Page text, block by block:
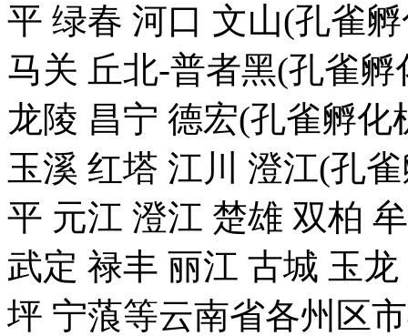
平 绿春 河口 文山(孔雀
马关 丘北-普者黑(孔雀
龙陵 昌宁 德宏(孔雀孵
玉溪 红塔 江川 澄江(孔
平 元江 澄江 楚雄 双柏
武定 禄丰 丽江 古城 玉
坪 宁蒗等云南省各州区